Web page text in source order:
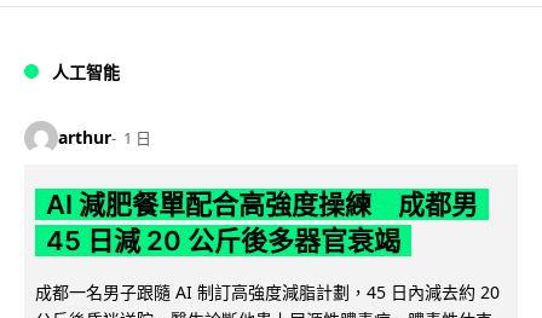
人工智能
arthur 1 日
AI 減肥餐單配合高強度操練 成都男
45 日減 20 公斤後多器官衰竭
成都一名男子跟隨 AI 制訂高強度減脂計劃，45 日內減去約 20